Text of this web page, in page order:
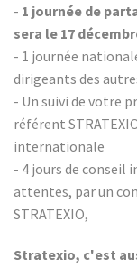
- 1 journée de
sera le 17
- 1 journée
dirigeants des
- Un suivi de votre
référent
internationale
- 4 jours de conseil
attentes, par un
STRATEXIO,
Stratexio, c'est